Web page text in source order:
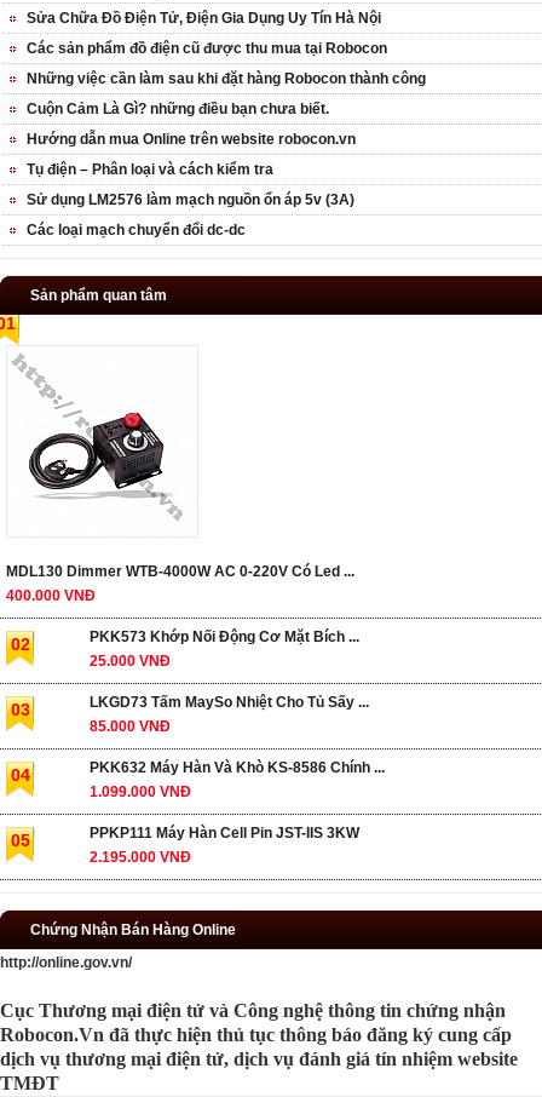
Sửa Chữa Đồ Điện Tử, Điện Gia Dụng Uy Tín Hà Nội
Các sản phẩm đồ điện cũ được thu mua tại Robocon
Những việc cần làm sau khi đặt hàng Robocon thành công
Cuộn Cảm Là Gì? những điều bạn chưa biết.
Hướng dẫn mua Online trên website robocon.vn
Tụ điện – Phân loại và cách kiểm tra
Sử dụng LM2576 làm mạch nguồn ổn áp 5v (3A)
Các loại mạch chuyển đổi dc-dc
Sản phẩm quan tâm
MDL130 Dimmer WTB-4000W AC 0-220V Có Led ...
400.000 VNĐ
02
PKK573 Khớp Nối Động Cơ Mặt Bích ...
25.000 VNĐ
03
LKGD73 Tấm MaySo Nhiệt Cho Tủ Sấy ...
85.000 VNĐ
04
PKK632 Máy Hàn Và Khò KS-8586 Chính ...
1.099.000 VNĐ
05
PPKP111 Máy Hàn Cell Pin JST-IIS 3KW
2.195.000 VNĐ
Chứng Nhận Bán Hàng Online
http://online.gov.vn/
Cục Thương mại điện tử và Công nghệ thông tin chứng nhận
Robocon.Vn đã thực hiện thủ tục thông báo đăng ký cung cấp
dịch vụ thương mại điện tử, dịch vụ đánh giá tín nhiệm website
TMĐT